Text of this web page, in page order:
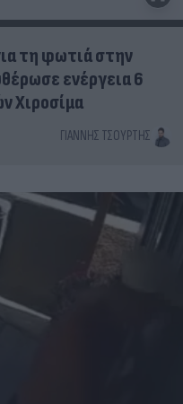
τη φωτιά στην
ενέργεια 6
Χιροσίμα
ΓΙΆΝΝΗΣ ΤΣΟΎΡΤΗΣ